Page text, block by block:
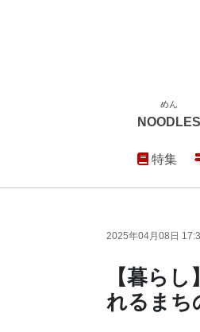
めん
NOODLES
特集
2025年04月08日
【暮ら
れるまち